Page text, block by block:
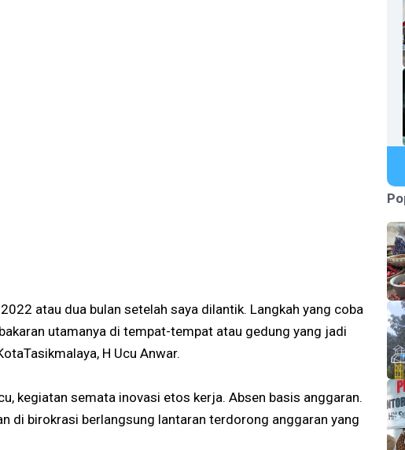
atau dua bulan setelah saya dilantik. Langkah yang coba
utamanya di tempat-tempat atau gedung yang jadi
H Ucu Anwar.
kegiatan semata inovasi etos kerja. Absen basis anggaran.
di birokrasi berlangsung lantaran terdorong anggaran yang